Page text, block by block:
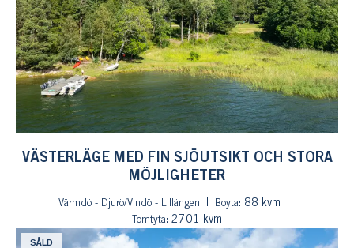
VÄSTERLÄGE MED FIN SJÖUTSIKT OCH STORA
MÖJLIGHETER
Värmdö - Djurö/Vindö - Lillängen Boyta: 88 kvm
Tomtyta: 2701 kvm
SÅLD